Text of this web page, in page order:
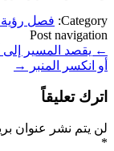
Category: فصل رؤية
Post navigation
← يقصد المسير إلى
أو انكسر المنبر
→
اترك تعليقاً
لن يتم نشر عنوان
*